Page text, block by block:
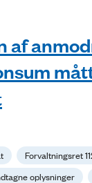
af
Forvaltningsret
oplysninger